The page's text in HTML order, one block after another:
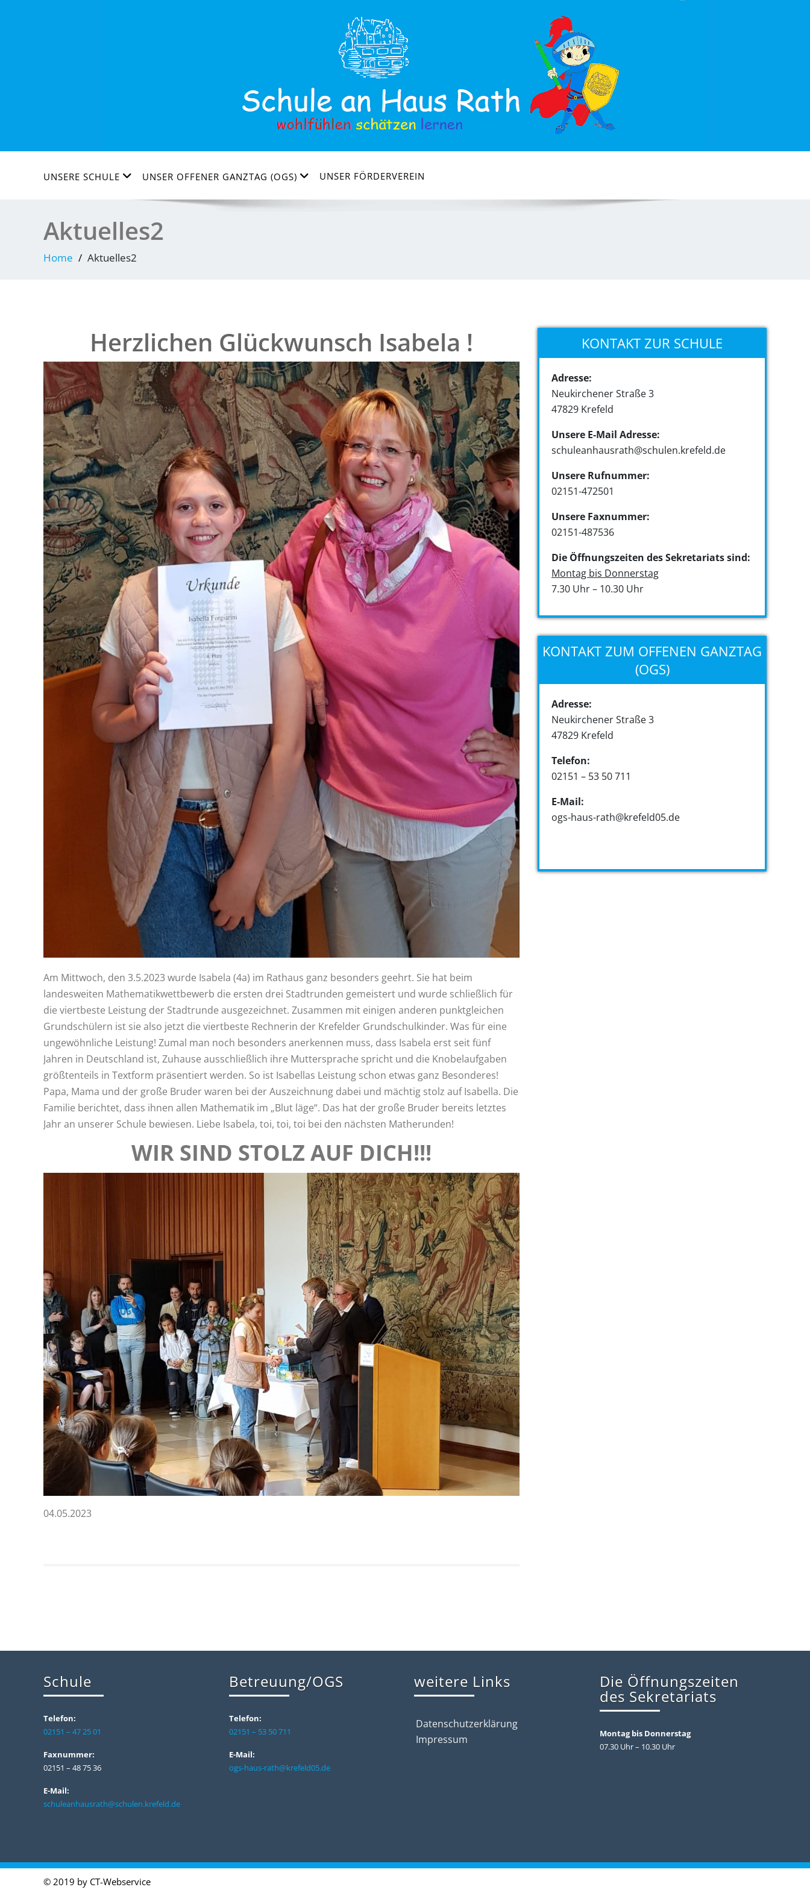
UNSERE SCHULE UNSER OFFENER GANZTAG (OGS) UNSER FÖRDERVEREIN
Aktuelles2
Home Aktuelles2
Herzlichen Glückwunsch Isabela !
Am Mittwoch, den 3.5.2023 wurde Isabela (4a) im Rathaus ganz besonders geehrt. Sie hat beim
landesweiten Mathematikwettbewerb die ersten drei Stadtrunden gemeistert und wurde schließlich für
die viertbeste Leistung der Stadtrunde ausgezeichnet. Zusammen mit einigen anderen punktgleichen
Grundschülern ist sie also jetzt die viertbeste Rechnerin der Krefelder Grundschulkinder. Was für eine
ungewöhnliche Leistung! Zumal man noch besonders anerkennen muss, dass Isabela erst seit fünf
Jahren in Deutschland ist, Zuhause ausschließlich ihre Muttersprache spricht und die Knobelaufgaben
größtenteils in Textform präsentiert werden. So ist Isabellas Leistung schon etwas ganz Besonderes!
Papa, Mama und der große Bruder waren bei der Auszeichnung dabei und mächtig stolz auf Isabella. Die
Familie berichtet, dass ihnen allen Mathematik im „Blut läge“. Das hat der große Bruder bereits letztes
Jahr an unserer Schule bewiesen. Liebe Isabela, toi, toi, toi bei den nächsten Matherunden!
WIR SIND STOLZ AUF DICH!!!
04.05.2023
KONTAKT ZUR SCHULE
Adresse:
Neukirchener Straße 3
47829 Krefeld
Unsere E-Mail Adresse:
schuleanhausrath@schulen.krefeld.de
Unsere Rufnummer:
02151-472501
Unsere Faxnummer:
02151-487536
Die Öffnungszeiten des Sekretariats sind:
Montag bis Donnerstag
7.30 Uhr – 10.30 Uhr
KONTAKT ZUM OFFENEN GANZTAG
(OGS)
Adresse:
Neukirchener Straße 3
47829 Krefeld
Telefon:
02151 – 53 50 711
E-Mail:
ogs-haus-rath@krefeld05.de
Schule
Telefon:
02151 – 47 25 01
Faxnummer:
02151 – 48 75 36
E-Mail:
schuleanhausrath@schulen.krefeld.de
Betreuung/OGS
Telefon:
02151 – 53 50 711
E-Mail:
ogs-haus-rath@krefeld05.de
weitere Links
Datenschutzerklärung
Impressum
Die Öffnungszeiten
des Sekretariats
Montag bis Donnerstag
07.30 Uhr – 10.30 Uhr
© 2019 by CT-Webservice